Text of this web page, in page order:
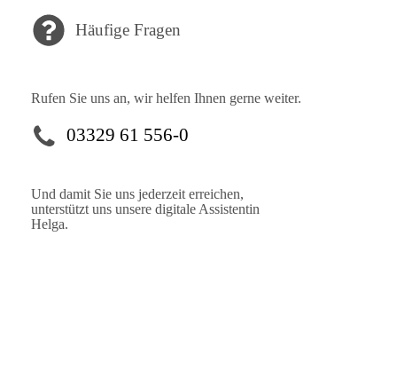
Häufige Fragen
Rufen Sie uns an, wir helfen Ihnen gerne weiter.
03329 61 556-0
Und damit Sie uns jederzeit erreichen,
unterstützt uns unsere digitale Assistentin
Helga.